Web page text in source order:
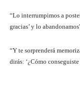
“Lo interrumpimos a
gracias’ y lo
“Y te sorprenderá
dirás: ‘¿Cómo